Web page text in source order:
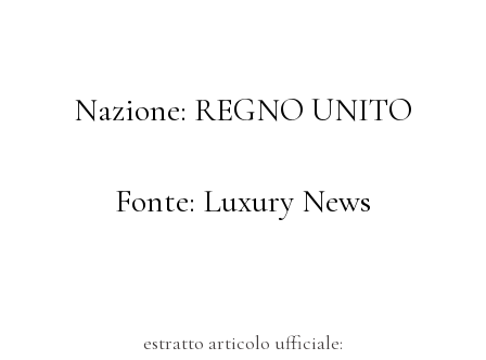
Nazione: REGNO UNITO
Fonte: Luxury News
estratto articolo ufficiale: